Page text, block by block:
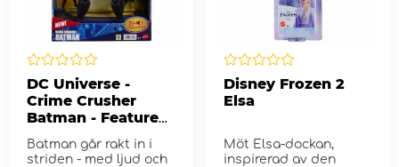
DC Universe -
Crime Crusher
Batman - Feature
Batman går rakt in i
striden - med ljud och
Disney Frozen 2
Elsa
Möt Elsa-dockan,
inspirerad av den